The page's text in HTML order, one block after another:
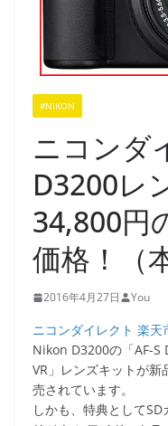
#NIKON
ニコンダ
D3200レ
34,800円
価格！（
2016年4月27日 You
ニコンダイレクト 楽天
Nikon D3200の「AF-
VR」レンズキットが
売されています。
しかも、特典として